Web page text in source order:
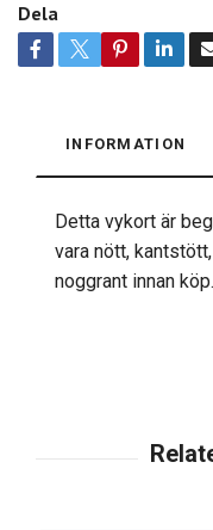
Dela
INFORMATION
Detta vykort är
vara nött,
noggrant innan köp.